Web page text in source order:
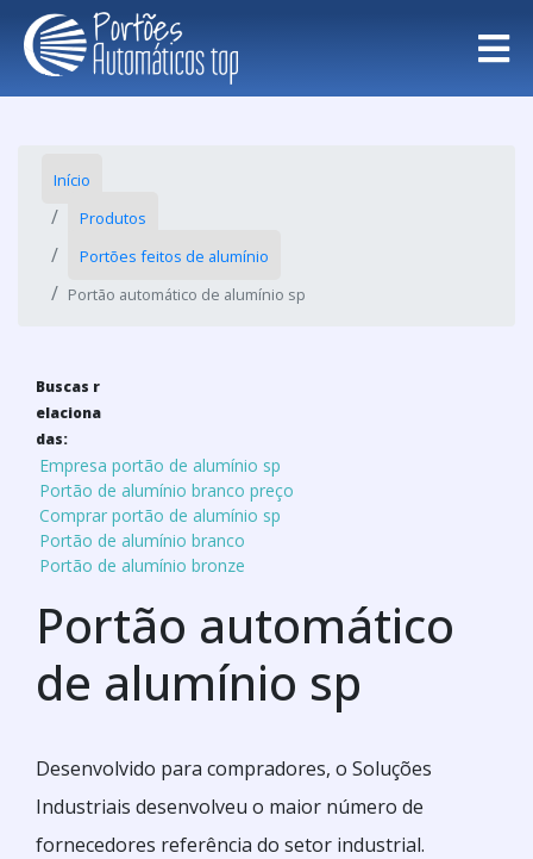
Início
Produtos
Portões feitos de alumínio
Portão automático de alumínio sp
Buscas r
elaciona
das:
Empresa portão de alumínio sp
Portão de alumínio branco preço
Comprar portão de alumínio sp
Portão de alumínio branco
Portão de alumínio bronze
Portão automático
de alumínio sp
Desenvolvido para compradores, o Soluções
Industriais desenvolveu o maior número de
fornecedores referência do setor industrial.